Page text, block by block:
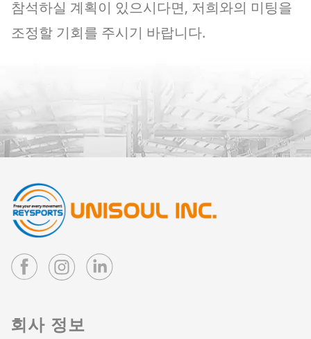
참석하실 계획이 있으시다면, 저희와의 미팅을
조정할 기회를 주시기 바랍니다.
회사 정보